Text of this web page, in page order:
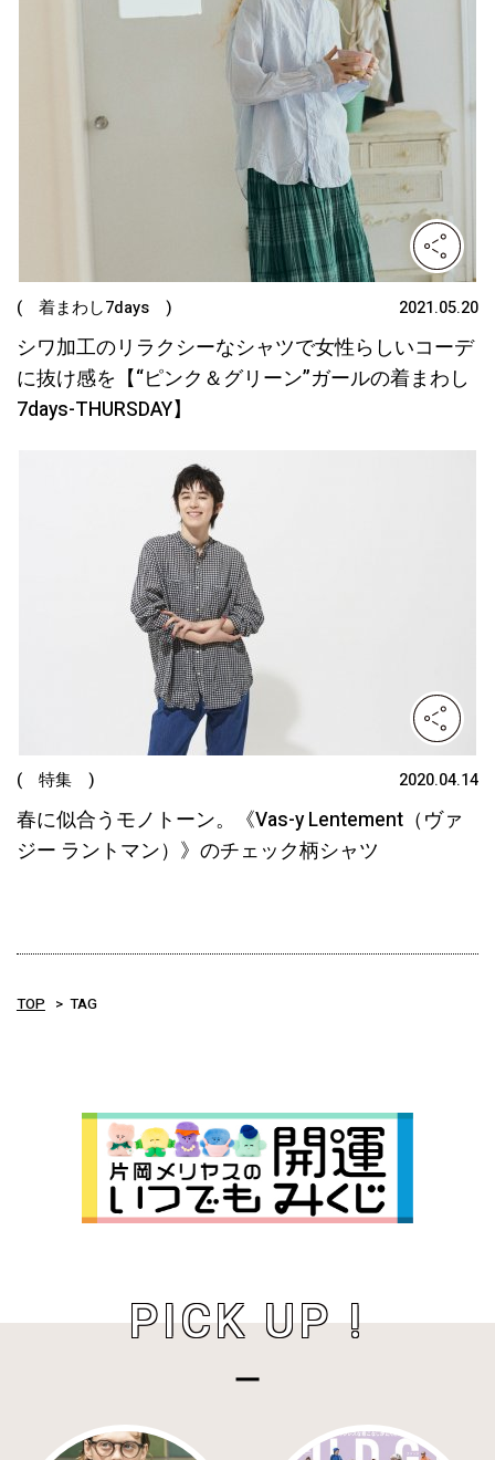
( 着まわし7days ) 2021.05.20
シワ加工のリラクシーなシャツで女性らしいコーデ
に抜け感を【“ピンク＆グリーン”ガールの着まわし
7days-THURSDAY】
( 特集 ) 2020.04.14
春に似合うモノトーン。《Vas-y Lentement（ヴァ
ジー ラントマン）》のチェック柄シャツ
TOP TAG
PICK UP !